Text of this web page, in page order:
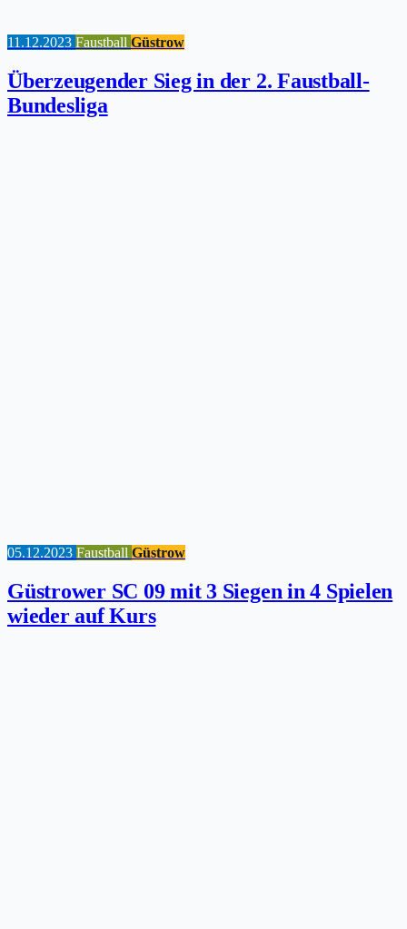
11.12.2023 Faustball Güstrow
Überzeugender Sieg in der 2. Faustball-
Bundesliga
05.12.2023 Faustball Güstrow
Güstrower SC 09 mit 3 Siegen in 4 Spielen
wieder auf Kurs